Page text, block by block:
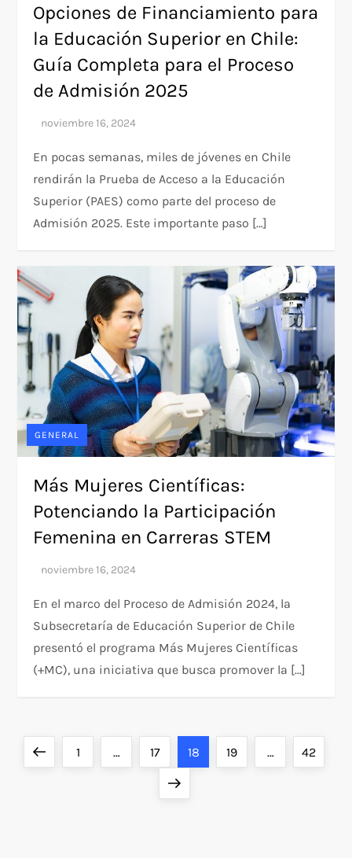
Opciones de Financiamiento para
la Educación Superior en Chile:
Guía Completa para el Proceso
de Admisión 2025
En pocas semanas, miles de jóvenes en Chile
rendirán la Prueba de Acceso a la Educación
Superior (PAES) como parte del proceso de
Admisión 2025. Este importante paso […]
GENERAL
Más Mujeres Científicas:
Potenciando la Participación
Femenina en Carreras STEM
En el marco del Proceso de Admisión 2024, la
Subsecretaría de Educación Superior de Chile
presentó el programa Más Mujeres Científicas
(+MC), una iniciativa que busca promover la […]
PreviousPage
1 … Page
17 Page
18 Page
19 … Page
42
Next